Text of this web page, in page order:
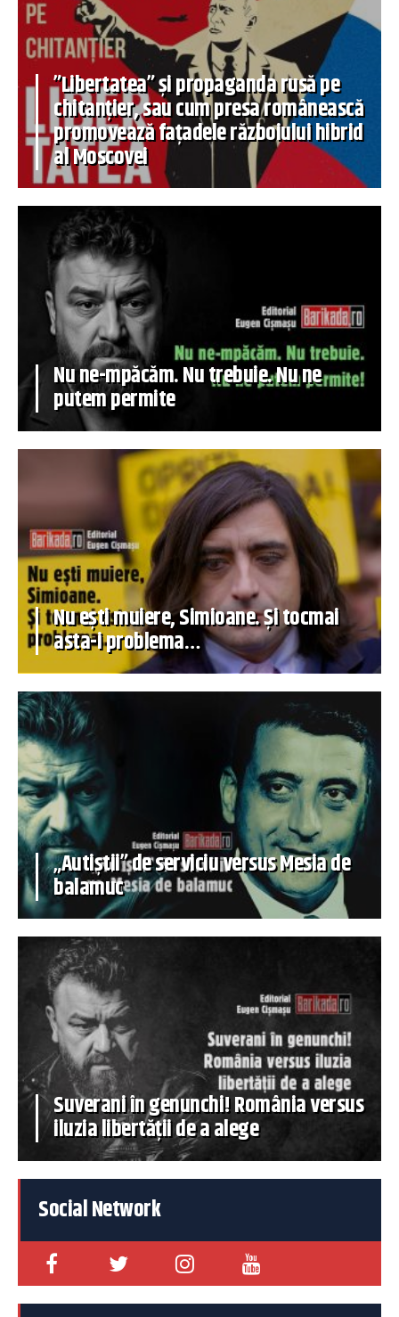
”Libertatea” și propaganda rusă pe
chitanțier, sau cum presa românească
promovează fațadele războiului hibrid
al Moscovei
Nu ne-mpăcăm. Nu trebuie. Nu ne
putem permite
Nu ești muiere, Simioane. Și tocmai
asta-i problema…
„Autiștii” de serviciu versus Mesia de
balamuc
Suverani în genunchi! România versus
iluzia libertății de a alege
Social Network